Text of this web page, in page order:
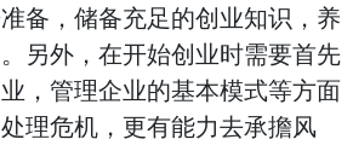
备，储备充足的创业知识，养
另外，在开始创业时需要首先
，管理企业的基本模式等方面
理危机，更有能力去承擔风